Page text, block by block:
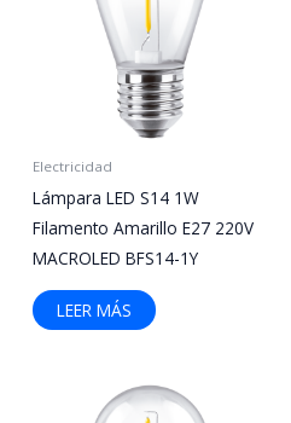
Electricidad
Lámpara LED S14 1W
Filamento Amarillo E27 220V
MACROLED BFS14-1Y
LEER MÁS